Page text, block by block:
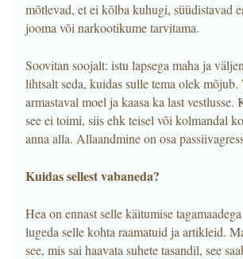
mõtlevad, et ei kõlba kuhugi, süüdistavad
jooma või narkootikume tarvitama.
Soovitan soojalt: istu lapsega maha ja
lihtsalt seda, kuidas sulle tema olek mõjub.
armastaval moel ja kaasa ka last vestlusse.
see ei toimi, siis ehk teisel või kolmandal
anna alla. Allaandmine on osa
Kuidas sellest vabaneda?
Hea on ennast selle käitumise
lugeda selle kohta raamatuid ja artikleid.
see, mis sai haavata suhete tasandil, see